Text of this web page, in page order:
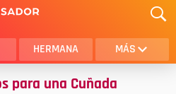
HERMANA MÁS
AMOR
para una Cuñada